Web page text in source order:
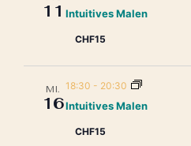
11 Intuitives Malen
CHF15
MI.
16
18:30 - 20:30
Intuitives Malen
CHF15